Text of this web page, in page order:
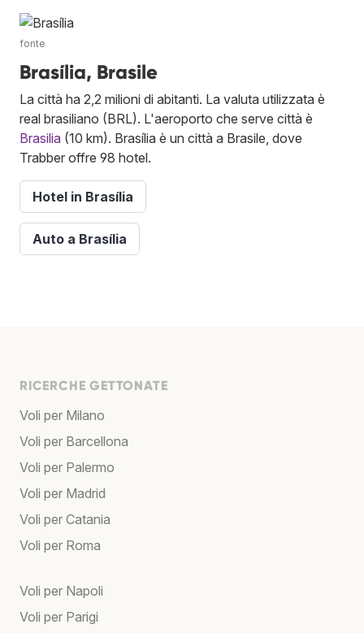
fonte
Brasília, Brasile
La città ha 2,2 milioni di abitanti. La valuta utilizzata è
real brasiliano (BRL). L'aeroporto che serve città è
Brasilia (10 km). Brasília è un città a Brasile, dove
Trabber offre 98 hotel.
Hotel in Brasília
Auto a Brasília
RICERCHE GETTONATE
Voli per Milano
Voli per Barcellona
Voli per Palermo
Voli per Madrid
Voli per Catania
Voli per Roma
Voli per Napoli
Voli per Parigi